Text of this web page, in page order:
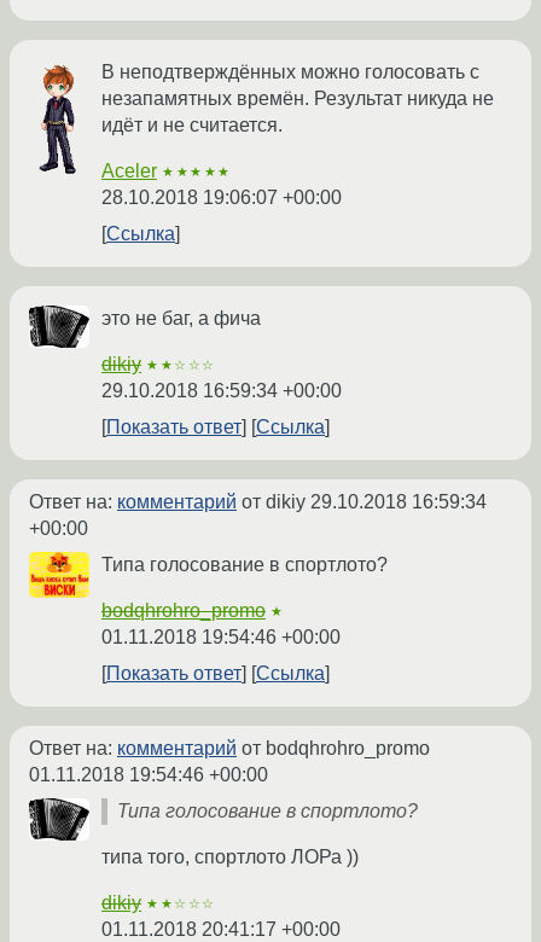
В неподтверждённых можно голосовать с
незапамятных времён. Результат никуда не
идёт и не считается.
Aceler ★★★★★
28.10.2018 19:06:07 +00:00
Ссылка
это не баг, а фича
dikiy ★★☆☆☆
29.10.2018 16:59:34 +00:00
Показать ответ
Ссылка
Ответ на: комментарий от dikiy 29.10.2018 16:59:34
+00:00
Типа голосование в спортлото?
bodqhrohro_promo ★
01.11.2018 19:54:46 +00:00
Показать ответ
Ссылка
Ответ на: комментарий от bodqhrohro_promo
01.11.2018 19:54:46 +00:00
Типа голосование в спортлото?
типа того, спортлото ЛОРа ))
dikiy ★★☆☆☆
01.11.2018 20:41:17 +00:00